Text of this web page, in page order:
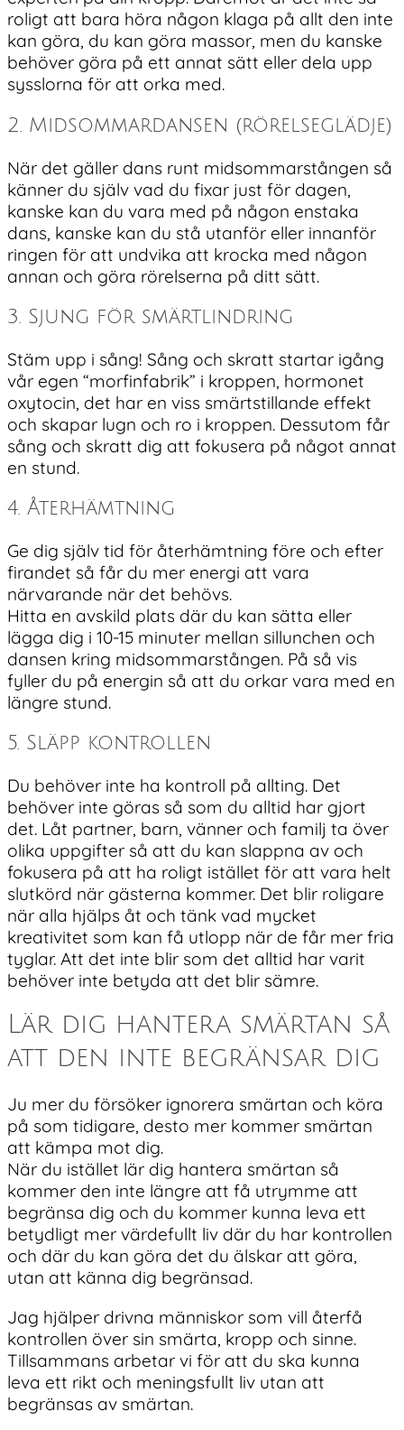
roligt att bara höra någon klaga på allt den inte
kan göra, du kan göra massor, men du kanske
behöver göra på ett annat sätt eller dela upp
sysslorna för att orka med.
2. Midsommardansen (rörelseglädje)
När det gäller dans runt midsommarstången så
känner du själv vad du fixar just för dagen,
kanske kan du vara med på någon enstaka
dans, kanske kan du stå utanför eller innanför
ringen för att undvika att krocka med någon
annan och göra rörelserna på ditt sätt.
3. Sjung för smärtlindring
Stäm upp i sång! Sång och skratt startar igång
vår egen “morfinfabrik” i kroppen, hormonet
oxytocin, det har en viss smärtstillande effekt
och skapar lugn och ro i kroppen. Dessutom får
sång och skratt dig att fokusera på något annat
en stund.
4. Återhämtning
Ge dig själv tid för återhämtning före och efter
firandet så får du mer energi att vara
närvarande när det behövs.
Hitta en avskild plats där du kan sätta eller
lägga dig i 10-15 minuter mellan sillunchen och
dansen kring midsommarstången. På så vis
fyller du på energin så att du orkar vara med en
längre stund.
5. Släpp kontrollen
Du behöver inte ha kontroll på allting. Det
behöver inte göras så som du alltid har gjort
det. Låt partner, barn, vänner och familj ta över
olika uppgifter så att du kan slappna av och
fokusera på att ha roligt istället för att vara helt
slutkörd när gästerna kommer. Det blir roligare
när alla hjälps åt och tänk vad mycket
kreativitet som kan få utlopp när de får mer fria
tyglar. Att det inte blir som det alltid har varit
behöver inte betyda att det blir sämre.
Lär dig hantera smärtan så
att den inte begränsar dig
Ju mer du försöker ignorera smärtan och köra
på som tidigare, desto mer kommer smärtan
att kämpa mot dig.
När du istället lär dig hantera smärtan så
kommer den inte längre att få utrymme att
begränsa dig och du kommer kunna leva ett
betydligt mer värdefullt liv där du har kontrollen
och där du kan göra det du älskar att göra,
utan att känna dig begränsad.
Jag hjälper drivna människor som vill återfå
kontrollen över sin smärta, kropp och sinne.
Tillsammans arbetar vi för att du ska kunna
leva ett rikt och meningsfullt liv utan att
begränsas av smärtan.